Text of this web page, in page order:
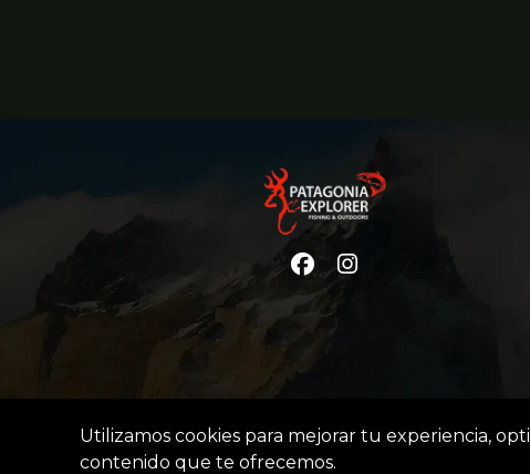
Utilizamos cookies para mejorar tu experiencia,
contenido que te ofrecemos.